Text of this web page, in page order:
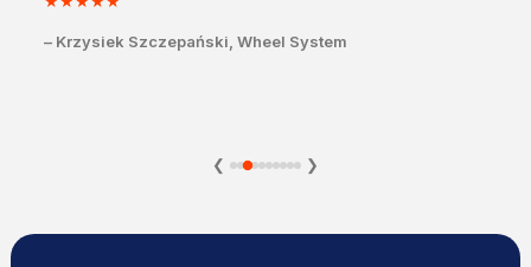
– Krzysiek Szczepański, Wheel System
❮ ❯